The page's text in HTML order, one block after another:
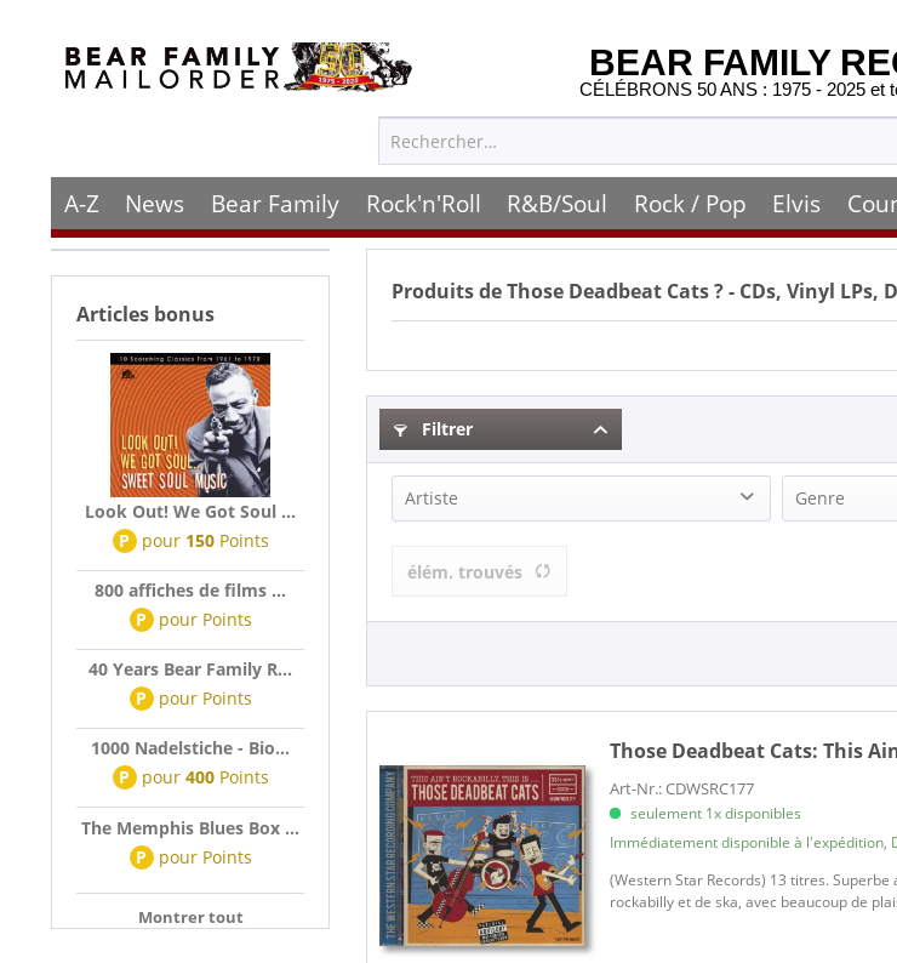
BEAR FAMILY
CÉLÉBRONS 50 ANS : 1975 - 2025 et
A-Z News Bear Family Rock'n'Roll R&B/Soul Rock / Pop Elvis
Articles bonus
Look Out! We Got Soul ...
P pour 150Points
800 affiches de films ...
P pour Points
40 Years Bear Family R...
P pour Points
1000 Nadelstiche - Bio...
P pour 400Points
The Memphis Blues Box ...
P pour Points
Montrer tout
Produits deThose Deadbeat Cats? - CDs, Vinyl LPs,
Filtrer
Artiste Genre
élém. trouvés
Those Deadbeat Cats:This
Art-Nr.: CDWSRC177
seulement 1x disponibles
Immédiatement disponible à l'expédition,
(Western Star Records) 13 titres.
rockabilly et de ska, avec beaucoup de